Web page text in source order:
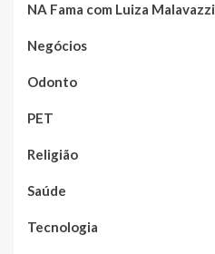
NA Fama com Luiza Malavazzi
Negócios
Odonto
PET
Religião
Saúde
Tecnologia